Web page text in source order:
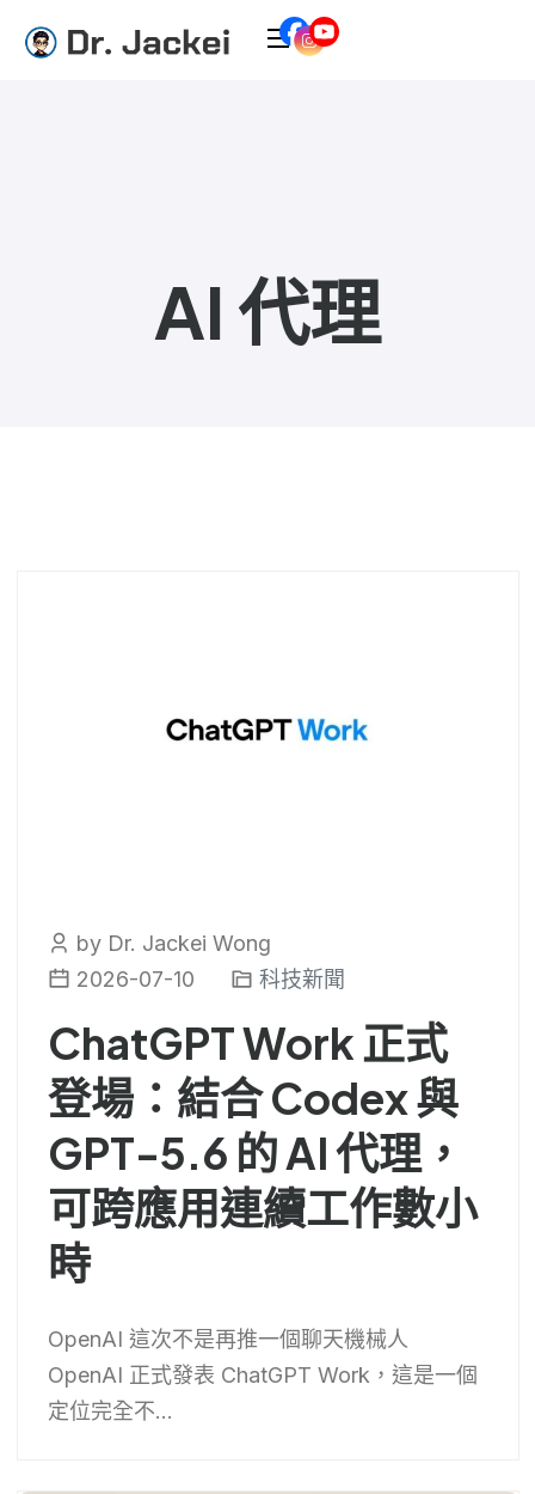
AI 代理
by Dr. Jackei Wong
2026-07-10
科技新聞
ChatGPT Work 正式
登場：結合 Codex 與
GPT-5.6 的 AI 代理，
可跨應用連續工作數小
時
OpenAI 這次不是再推一個聊天機械人
OpenAI 正式發表 ChatGPT Work，這是一個
定位完全不...